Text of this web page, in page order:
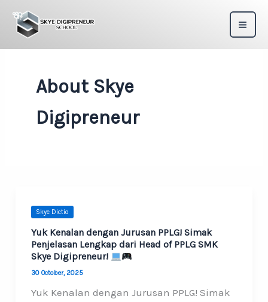
content
About Skye
Digipreneur
Skye Dictio
Yuk Kenalan dengan Jurusan PPLG! Simak
Penjelasan Lengkap dari Head of PPLG SMK
Skye Digipreneur!
30 October, 2025
Yuk Kenalan dengan Jurusan PPLG! Simak